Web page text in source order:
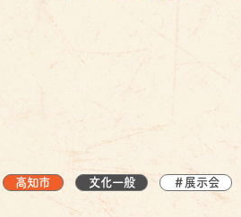
高知市 文化一般 ＃展示会